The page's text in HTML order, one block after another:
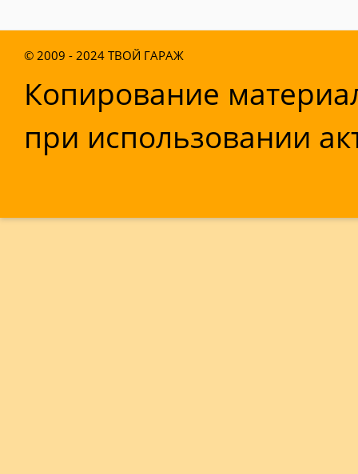
© 2009 - 2024 ТВОЙ ГАРАЖ
Копирование
при использовании